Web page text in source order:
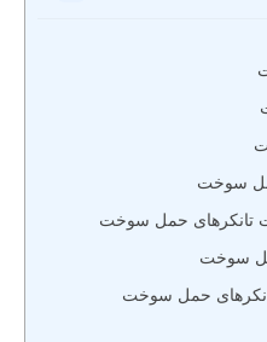
سوخت
تانکرهای حمل سوخت
سوخت
حمل سوخت